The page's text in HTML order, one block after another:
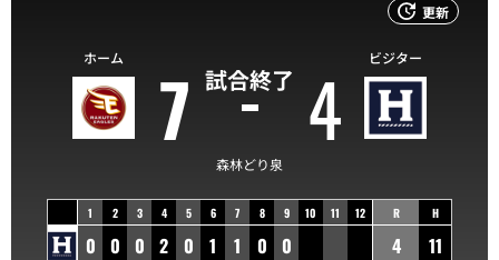
更新
試合終了
ホーム 7 4 ビジター
森林どり泉
1 2 3 4 5 6 7 8 9 10 11 12
0 0 0 2 0 1 1 0 0
R H
4
11